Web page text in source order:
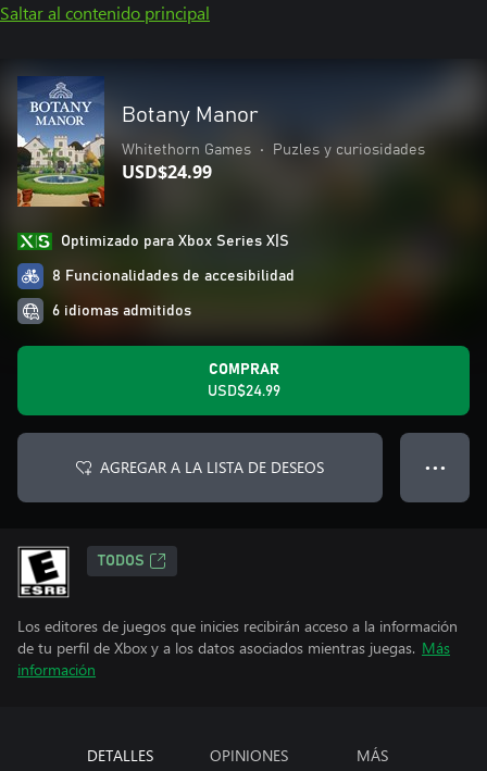
Saltar al contenido principal
Botany Manor
Whitethorn Games • Puzles y curiosidades
USD$24.99
Optimizado para Xbox Series X|S
8 Funcionalidades de accesibilidad
6 idiomas admitidos
COMPRAR
USD$24.99
AGREGAR A LA LISTA DE DESEOS ● ● ●
TODOS
Los editores de juegos que inicies recibirán acceso a la información
de tu perfil de Xbox y a los datos asociados mientras juegas. Más
información
DETALLES OPINIONES MÁS